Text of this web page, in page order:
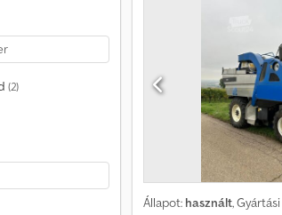
(2)
Állapot: használt,